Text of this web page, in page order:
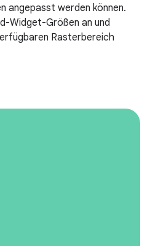
angepasst werden können.
Widget-Größen an und
Rasterbereich